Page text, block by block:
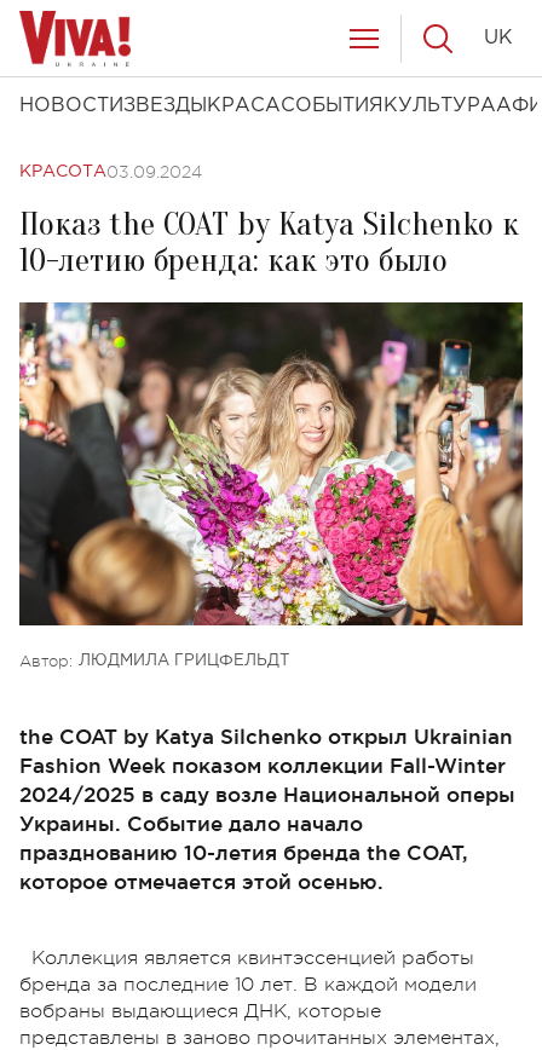
НОВОСТИ ЗВЕЗДЫ КРАСАСОБЫТИЯ КУЛЬТУРА
UK
КРАСОТА03.09.2024
Показ the COAT by Katya Silchenko к
10-летию бренда: как это было
Автор: ЛЮДМИЛА ГРИЦФЕЛЬДТ
the COAT by Katya Silchenko открыл Ukrainian
Fashion Week показом коллекции Fall-Winter
2024/2025 в саду возле Национальной оперы
Украины. Событие дало начало
празднованию 10-летия бренда the COAT,
которое отмечается этой осенью.
Коллекция является квинтэссенцией работы
бренда за последние 10 лет. В каждой модели
вобраны выдающиеся ДНК, которые
представлены в заново прочитанных элементах,